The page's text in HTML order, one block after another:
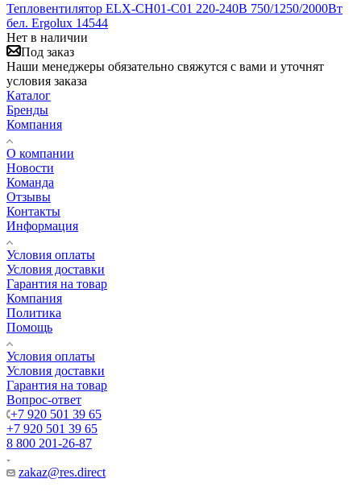
Тепловентилятор ELX-СH01-C01 220-240В 750/1250/2000Вт
бел. Ergolux 14544
Нет в наличии
Под заказ
Наши менеджеры обязательно свяжутся с вами и уточнят
условия заказа
Каталог
Бренды
Компания
О компании
Новости
Команда
Отзывы
Контакты
Информация
Условия оплаты
Условия доставки
Гарантия на товар
Компания
Политика
Помощь
Условия оплаты
Условия доставки
Гарантия на товар
Вопрос-ответ
+7 920 501 39 65
+7 920 501 39 65
8 800 201-26-87
zakaz@res.direct